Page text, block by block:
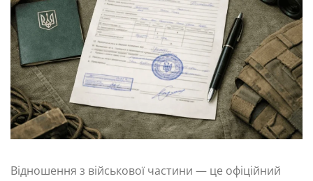
Відношення з військової частини — це офіційний